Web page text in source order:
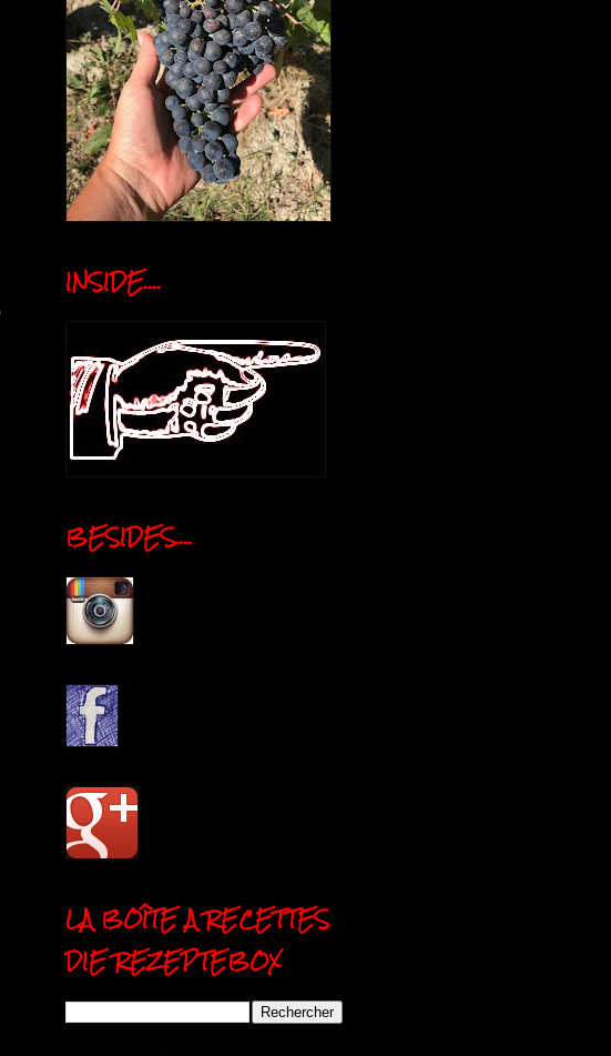
INSIDE....
BESIDES....
LA BOÎTE A RECETTES
DIE REZEPTEBOX